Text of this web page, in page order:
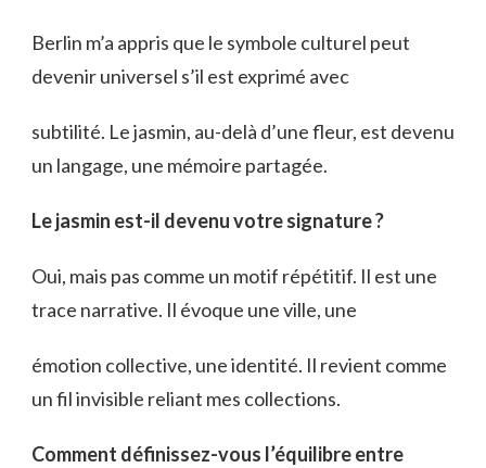
Berlin m’a appris que le symbole culturel peut
devenir universel s’il est exprimé avec
subtilité. Le jasmin, au-delà d’une fleur, est devenu
un langage, une mémoire partagée.
Le jasmin est-il devenu votre signature ?
Oui, mais pas comme un motif répétitif. Il est une
trace narrative. Il évoque une ville, une
émotion collective, une identité. Il revient comme
un fil invisible reliant mes collections.
Comment définissez-vous l’équilibre entre